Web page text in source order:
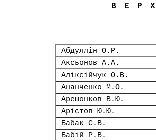
Абдуллін О.Р.
Аксьонов А.А.
Аліксійчук О.В.
Ананченко М.О.
Арешонков В.Ю.
Арістов Ю.Ю.
Бабак С.В.
Бабій Р.В.